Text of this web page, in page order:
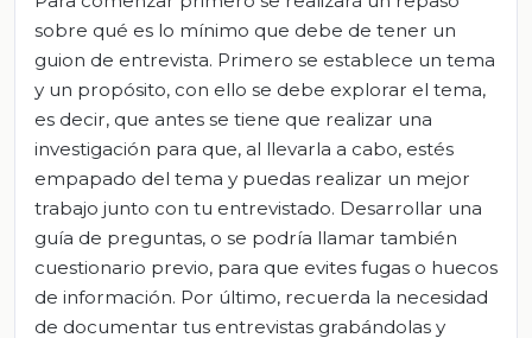
sobre qué es lo mínimo que debe de tener un
guion de entrevista. Primero se establece un tema
y un propósito, con ello se debe explorar el tema,
es decir, que antes se tiene que realizar una
investigación para que, al llevarla a cabo, estés
empapado del tema y puedas realizar un mejor
trabajo junto con tu entrevistado. Desarrollar una
guía de preguntas, o se podría llamar también
cuestionario previo, para que evites fugas o huecos
de información. Por último, recuerda la necesidad
de documentar tus entrevistas grabándolas y